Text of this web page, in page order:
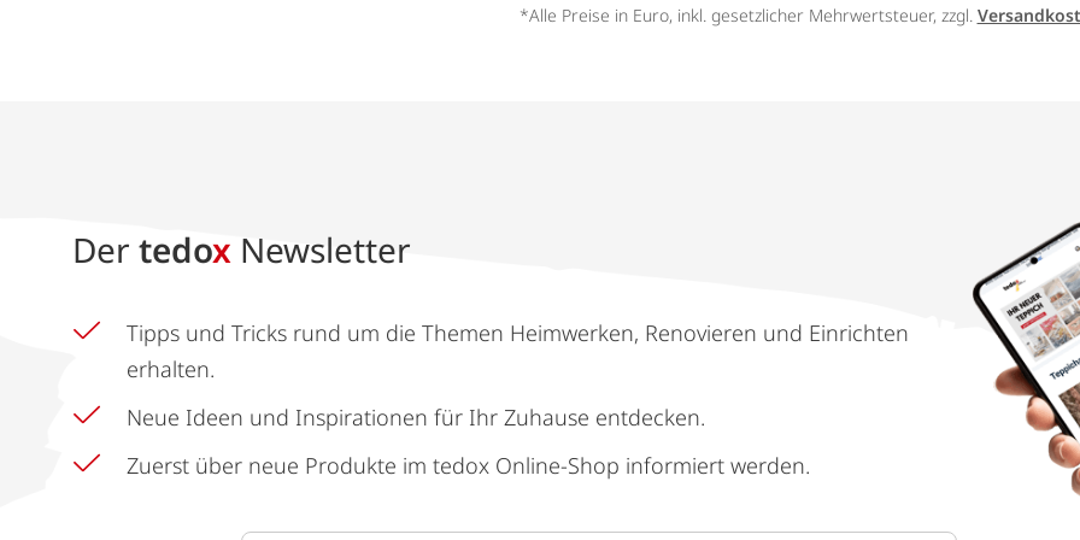
*Alle Preise in Euro, inkl. gesetzlicher Mehrwertsteuer, zzgl.
Der tedox Newsletter
Tipps und Tricks rund um die Themen Heimwerken, Renovieren und Einrichten
erhalten.
Neue Ideen und Inspirationen für Ihr Zuhause entdecken.
Zuerst über neue Produkte im tedox Online-Shop informiert werden.